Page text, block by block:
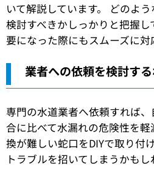
いて解説しています。 どのよ
検討すべきかしっかりと把握
要になった際にもスムーズに対
業者への依頼を検討す
専門の水道業者へ依頼すれば
合に比べて水漏れの危険性を
換が難しい蛇口をDIYで取り付
トラブルを招いてしまうかもし